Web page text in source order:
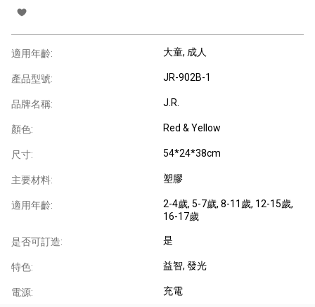
適用年齡: 大童, 成人
產品型號: JR-902B-1
品牌名稱: J.R.
顏色: Red & Yellow
尺寸: 54*24*38cm
主要材料: 塑膠
適用年齡: 2-4歲, 5-7歲, 8-11歲, 12-15歲,
16-17歲
是否可訂造: 是
特色: 益智, 發光
電源: 充電